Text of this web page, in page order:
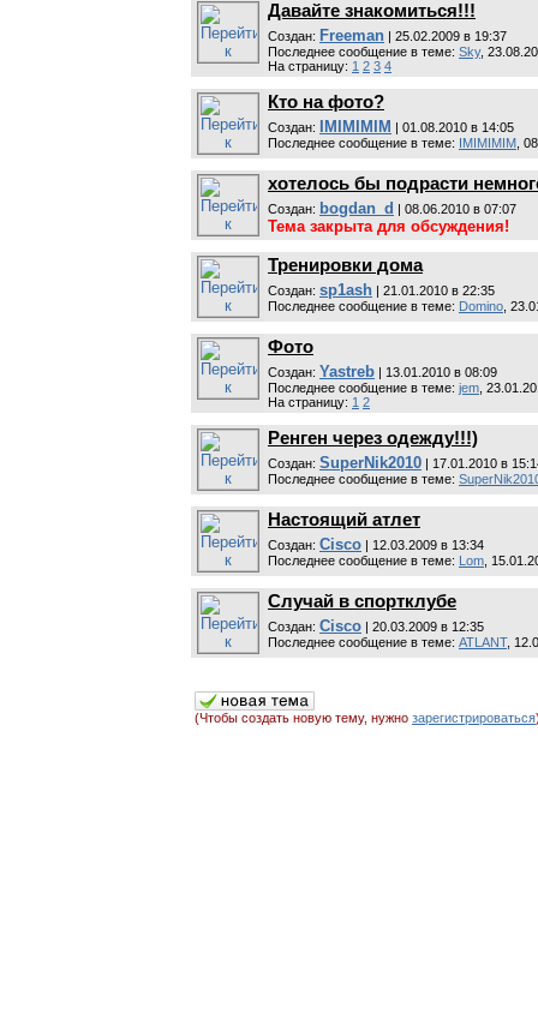
Давайте знакомиться!!!
Cоздан: Freeman | 25.02.2009 в 19:37
Последнее сообщение в теме: Sky,
На страницу: 1 2 3 4
Кто на фото?
Cоздан: IMIMIMIM | 01.08.2010 в 14:05
Последнее сообщение в теме: IMIMIMIM ,
хотелось бы подрасти
Cоздан: bogdan_d | 08.06.2010 в 07:07
Тема закрыта для обсуждения!
Тренировки дома
Cоздан: sp1ash | 21.01.2010 в 22:35
Последнее сообщение в теме: Domino ,
Фото
Cоздан: Yastreb | 13.01.2010 в 08:09
Последнее сообщение в теме: jem ,
На страницу: 1 2
Ренген через одежду!!!)
Cоздан: SuperNik2010 | 17.01.2010 в
Последнее сообщение в теме:
Настоящий атлет
Cоздан: Cisco | 12.03.2009 в 13:34
Последнее сообщение в теме: Lom ,
Случай в спортклубе
Cоздан: Cisco | 20.03.2009 в 12:35
Последнее сообщение в теме: ATLANT,
(Чтобы создать новую тему, нужно зарегистрироваться